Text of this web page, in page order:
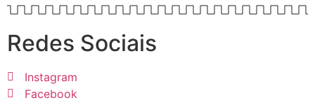
Redes Sociais
Instagram
Facebook